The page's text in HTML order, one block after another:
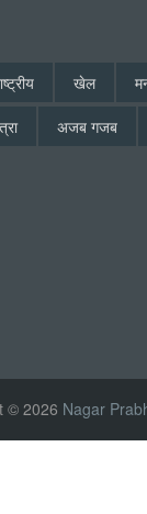
खेल
अजब गजब
© 2026 Nagar